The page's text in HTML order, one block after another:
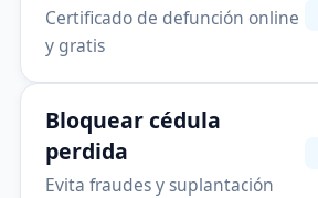
Certificado de defunción online
y gratis
Bloquear cédula
perdida
Evita fraudes y suplantación